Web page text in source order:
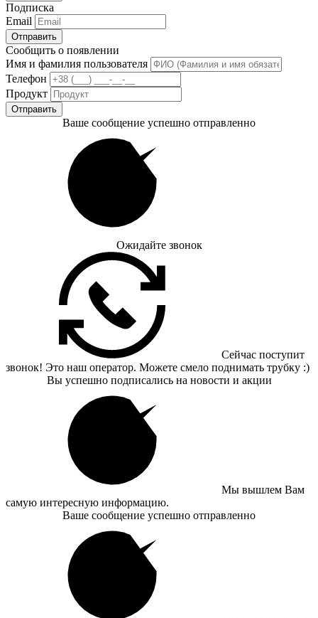
Подписка
Email
Отправить
Сообщить о появлении
Имя и фамилия пользователя
Телефон
Продукт
Отправить
Ваше сообщение успешно отправленно
Ожидайте звонок
Сейчас поступит
звонок! Это наш оператор. Можете смело поднимать трубку :)
Вы успешно подписались на новости и акции
Мы вышлем Вам
самую интересную информацию.
Ваше сообщение успешно отправленно